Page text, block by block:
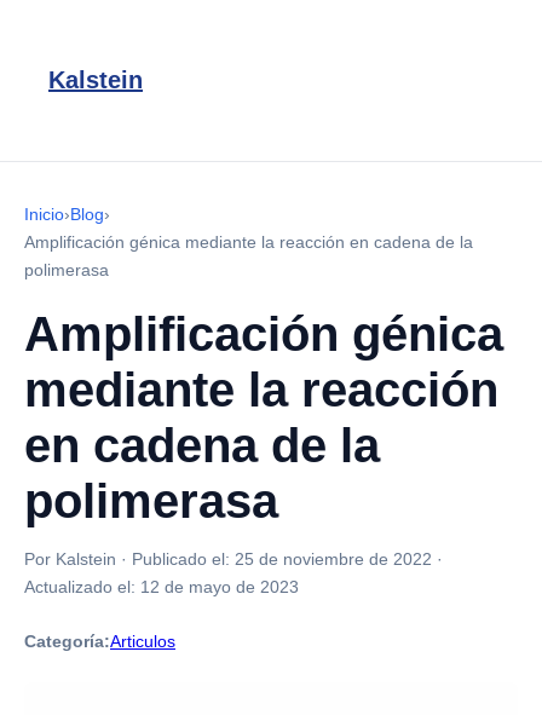
Kalstein
Inicio›Blog›
Amplificación génica mediante la reacción en cadena de la
polimerasa
Amplificación génica
mediante la reacción
en cadena de la
polimerasa
Por Kalstein · Publicado el: 25 de noviembre de 2022 ·
Actualizado el: 12 de mayo de 2023
Categoría:Articulos